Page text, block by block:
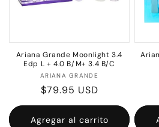
Ariana Grande Moonlight 3.4
Edp L + 4.0 B/M+ 3.4 B/C
Proveedor:
ARIANA GRANDE
Precio
habitual
$79.95 USD
Agregar al carrito